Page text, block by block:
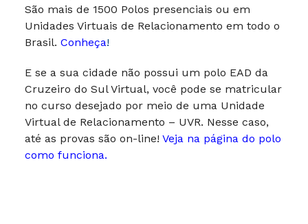
São mais de 1500 Polos presenciais ou em
Unidades Virtuais de Relacionamento em todo o
Brasil. Conheça!
E se a sua cidade não possui um polo EAD da
Cruzeiro do Sul Virtual, você pode se matricular
no curso desejado por meio de uma Unidade
Virtual de Relacionamento – UVR. Nesse caso,
até as provas são on-line! Veja na página do polo
como funciona.